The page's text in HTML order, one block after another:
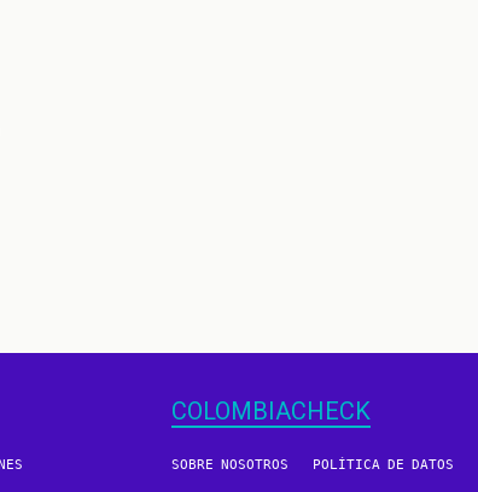
COLOMBIACHECK
SOBRE NOSOTROS POLÍTICA DE DATOS